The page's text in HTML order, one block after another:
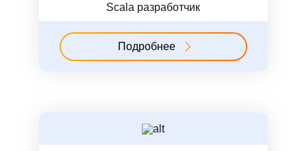
Scala разработчик
Подробнее